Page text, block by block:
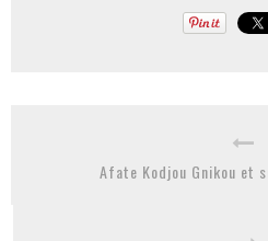
Afate Kodjou Gnikou et